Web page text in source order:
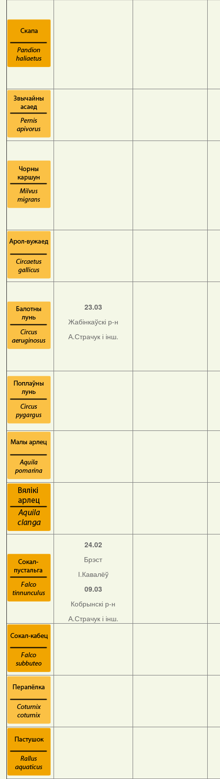
23.03
Жабінкаўскі р-н
А.Страчук і інш.
24.02
Брэст
І.Кавалёў
09.03
Кобрынскі р-н
А.Страчук і інш.